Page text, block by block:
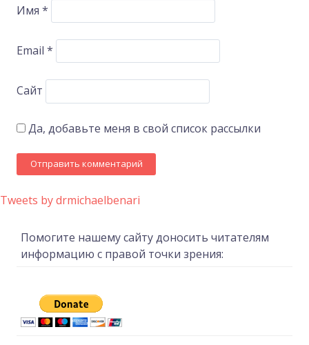
Имя *
Email *
Сайт
Да, добавьте меня в свой список рассылки
Tweets by drmichaelbenari
Помогите нашему сайту доносить читателям
информацию с правой точки зрения: